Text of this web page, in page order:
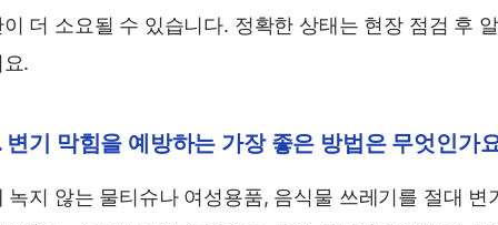
더 소요될 수 있습니다. 정확한 상태는 현장 점검 후
.
변기 막힘을 예방하는 가장 좋은 방법은 무엇인가
녹지 않는 물티슈나 여성용품, 음식물 쓰레기를 절대 변